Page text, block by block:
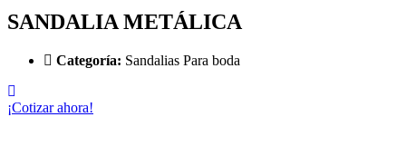
SANDALIA METÁLICA
Categoría: Sandalias Para boda
¡Cotizar ahora!